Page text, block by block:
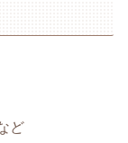
ど